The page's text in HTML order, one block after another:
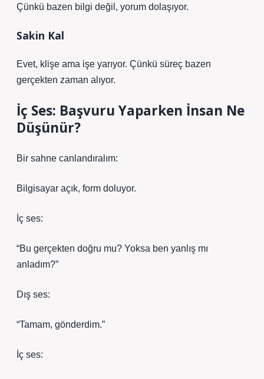
Çünkü bazen bilgi değil, yorum dolaşıyor.
Sakin Kal
Evet, klişe ama işe yarıyor. Çünkü süreç bazen
gerçekten zaman alıyor.
İç Ses: Başvuru Yaparken İnsan Ne
Düşünür?
Bir sahne canlandıralım:
Bilgisayar açık, form doluyor.
İç ses:
“Bu gerçekten doğru mu? Yoksa ben yanlış mı
anladım?”
Dış ses:
“Tamam, gönderdim.”
İç ses: